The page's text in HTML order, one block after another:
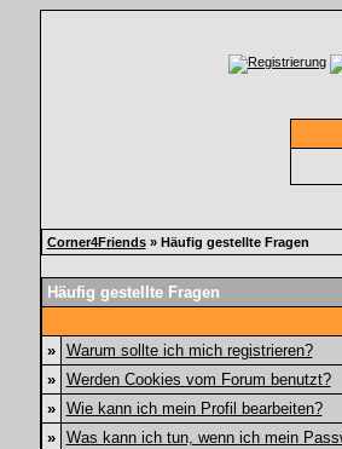
Corner4Friends» Häufig gestellte Fragen
Häufig gestellte Fragen
»
Warum sollte ich mich registrieren?
»
Werden Cookies vom Forum benutzt?
»
Wie kann ich mein Profil bearbeiten?
»
Was kann ich tun, wenn ich mein